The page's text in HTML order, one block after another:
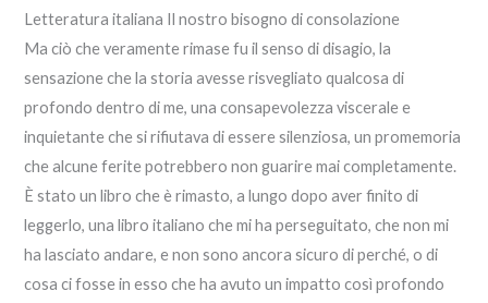
Letteratura italiana Il nostro bisogno di consolazione
Ma ciò che veramente rimase fu il senso di disagio, la
sensazione che la storia avesse risvegliato qualcosa di
profondo dentro di me, una consapevolezza viscerale e
inquietante che si rifiutava di essere silenziosa, un promemoria
che alcune ferite potrebbero non guarire mai completamente.
È stato un libro che è rimasto, a lungo dopo aver finito di
leggerlo, una libro italiano che mi ha perseguitato, che non mi
ha lasciato andare, e non sono ancora sicuro di perché, o di
cosa ci fosse in esso che ha avuto un impatto così profondo